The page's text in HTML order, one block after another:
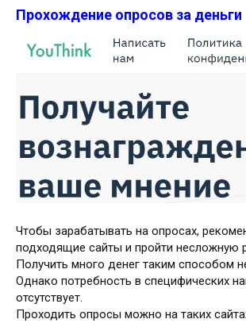
Прохождение опросов за деньги
Чтобы зарабатывать на опросах,
подходящие сайты и пройти несложную
Получить много денег таким способом
Однако потребность в специфических
отсутствует.
Проходить опросы можно на таких